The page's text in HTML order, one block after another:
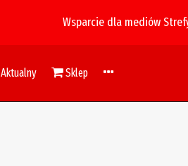
Wsparcie dla mediów
Aktualny Sklep